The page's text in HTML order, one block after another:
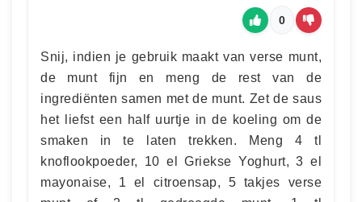
0
Snij, indien je gebruik maakt van verse munt,
de munt fijn en meng de rest van de
ingrediënten samen met de munt. Zet de saus
het liefst een half uurtje in de koeling om de
smaken in te laten trekken. Meng 4 tl
knoflookpoeder, 10 el Griekse Yoghurt, 3 el
mayonaise, 1 el citroensap, 5 takjes verse